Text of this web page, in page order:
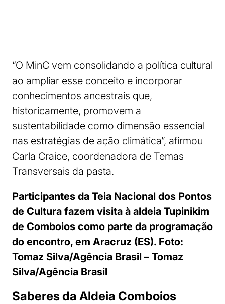
“O MinC vem consolidando a política cultural
ao ampliar esse conceito e incorporar
conhecimentos ancestrais que,
historicamente, promovem a
sustentabilidade como dimensão essencial
nas estratégias de ação climática”, afirmou
Carla Craice, coordenadora de Temas
Transversais da pasta.
Participantes da Teia Nacional dos Pontos
de Cultura fazem visita à aldeia Tupinikim
de Comboios como parte da programação
do encontro, em Aracruz (ES). Foto:
Tomaz Silva/Agência Brasil – Tomaz
Silva/Agência Brasil
Saberes da Aldeia Comboios